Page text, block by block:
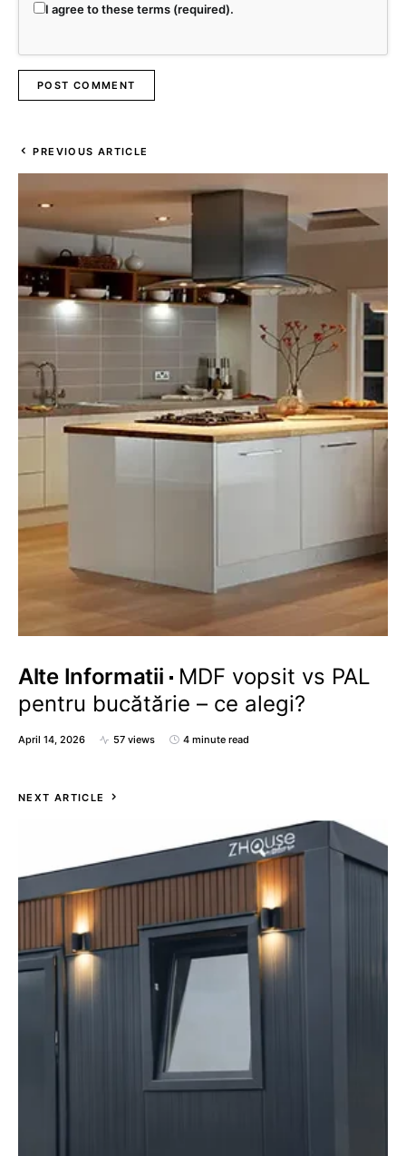
I agree to these terms (required).
PREVIOUS ARTICLE
Alte Informatii
MDF vopsit vs PAL
pentru bucătărie – ce alegi?
April 14, 2026 57 views 4 minute read
NEXT ARTICLE